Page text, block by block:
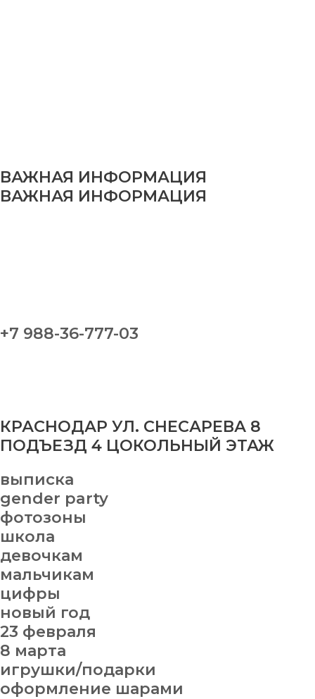
ВАЖНАЯ ИНФОРМАЦИЯ
ВАЖНАЯ ИНФОРМАЦИЯ
+7 988-36-777-03
КРАСНОДАР УЛ. СНЕСАРЕВА 8
ПОДЪЕЗД 4 ЦОКОЛЬНЫЙ ЭТАЖ
выписка
gender party
фотозоны
школа
девочкам
мальчикам
цифры
новый год
23 февраля
8 марта
игрушки/подарки
оформление шарами